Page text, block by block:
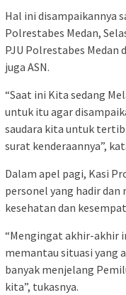
Hal ini disampaikannya
Polrestabes Medan,
PJU Polrestabes
juga ASN.
“Saat ini Kita sedang
untuk itu agar
saudara kita untuk
surat kenderaannya”,
Dalam apel pagi, Kasi
personel yang hadir dan
kesehatan dan
“Mengingat akhir-akhir
memantau situasi yang
banyak menjelang
kita”, tukasnya.